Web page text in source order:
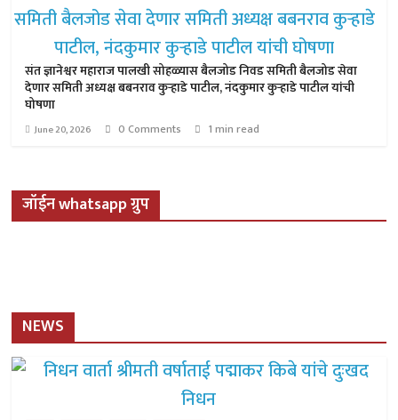
संत ज्ञानेश्वर महाराज पालखी सोहळ्यास बैलजोड निवड समिती बैलजोड सेवा
देणार समिती अध्यक्ष बबनराव कुऱ्हाडे पाटील, नंदकुमार कुऱ्हाडे पाटील यांची
घोषणा
June 20, 2026 0 Comments 1 min read
जॉईन whatsapp ग्रुप
NEWS